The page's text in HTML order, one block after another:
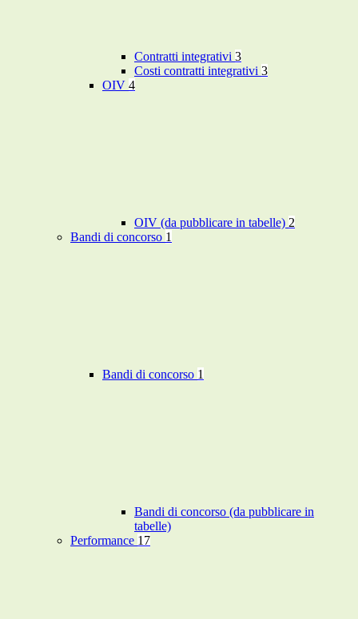
Contratti integrativi 3
Costi contratti integrativi 3
OIV 4
OIV (da pubblicare in tabelle) 2
Bandi di concorso 1
Bandi di concorso 1
Bandi di concorso (da pubblicare in
tabelle)
Performance 17